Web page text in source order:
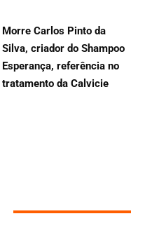
Morre Carlos Pinto da
Silva, criador do Shampoo
Esperança, referência no
tratamento da Calvicie